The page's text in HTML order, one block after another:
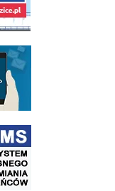
Wieliczka w aplikacji Blisko
mieszkańców SISMS